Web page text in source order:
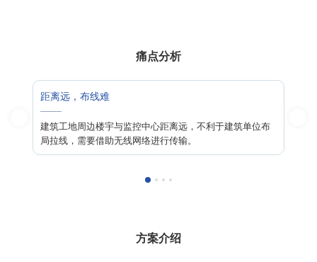
痛点分析
距离远，不利于建筑单位布
行传输。
传统工地上有多处施工塔吊，建筑公司
量庞大，需要耗费大量人力物力成本，
展。
方案介绍